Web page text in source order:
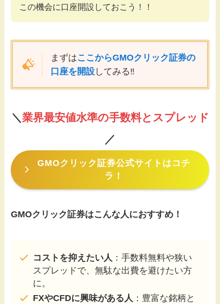
この機会に口座開設しておこう！！
まずはここからGMOクリック証券の
口座を開設してみる‼️
＼ 業界最安値水準の手数料とスプレッド
／
GMOクリック証券公式サイトはコチ
ラ！
GMOクリック証券はこんな人におすすめ！
コストを抑えたい人 ：手数料無料や狭い
スプレッドで、無駄な出費を避けたい方
に。
FXやCFDに興味がある人 ：豊富な銘柄と